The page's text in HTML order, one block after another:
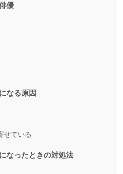
優
なる原因
せている
なったときの対処法